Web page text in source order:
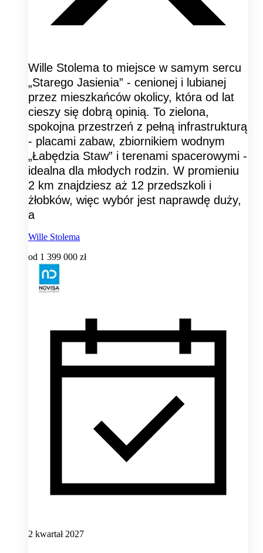
Wille Stolema to miejsce w samym sercu
„Starego Jasienia” - cenionej i lubianej
przez mieszkańców okolicy, która od lat
cieszy się dobrą opinią. To zielona,
spokojna przestrzeń z pełną infrastrukturą
- placami zabaw, zbiornikiem wodnym
„Łabędzia Staw” i terenami spacerowymi -
idealna dla młodych rodzin. W promieniu
2 km znajdziesz aż 12 przedszkoli i
żłobków, więc wybór jest naprawdę duży,
a
Wille Stolema
od 1 399 000 zł
2 kwartał 2027